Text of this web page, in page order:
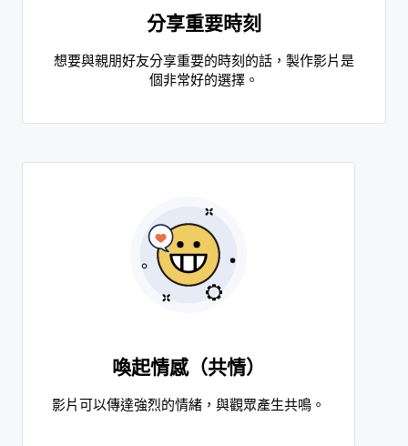
分享重要時刻
想要與親朋好友分享重要的時刻的話，製作影片是
個非常好的選擇。
喚起情感（共情）
影片可以傳達強烈的情緒，與觀眾產生共鳴。